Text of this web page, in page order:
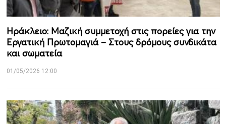
Ηράκλειο: Μαζική συμμετοχή στις πορείες για την
Εργατική Πρωτομαγιά – Στους δρόμους συνδικάτα
και σωματεία
01/05/2026 12:00